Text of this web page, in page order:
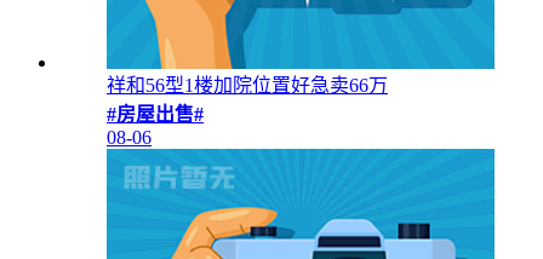
祥和56型1楼加院位置好急卖66万
#房屋出售#
08-06